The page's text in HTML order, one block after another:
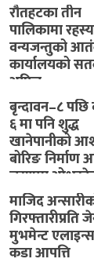
रौतहटका तीन
पालिकामा
वन्यजन्तुको
कार्यालयको
अपिल
बृन्दावन–८ पछि
६ मा पनि शुद्ध
खानेपानीको
बोरिङ निर्माण
चरणमा
ट्यांकीको काम
सुरु हुने
माजिद
गिरफ्तारीप्रति
मुभमेन्ट
कडा आपत्ति